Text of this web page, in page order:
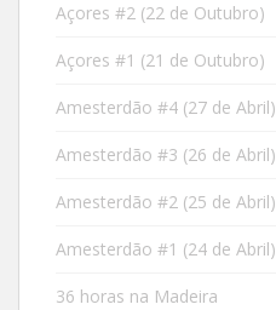
Açores #2 (22 de Outubro)
Açores #1 (21 de Outubro)
Amesterdão #4 (27 de Abril)
Amesterdão #3 (26 de Abril)
Amesterdão #2 (25 de Abril)
Amesterdão #1 (24 de Abril)
36 horas na Madeira